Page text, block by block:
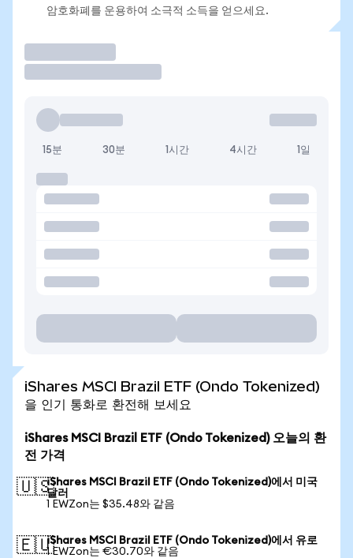
암호화폐를 운용하여 소극적 소득을 얻으세요.
15분 30분 1시간 4시간 1일
iShares MSCI Brazil ETF (Ondo Tokenized)
을 인기 통화로 환전해 보세요
iShares MSCI Brazil ETF (Ondo Tokenized) 오늘의 환
전 가격
🇺🇸iShares MSCI Brazil ETF (Ondo Tokenized)에서 미국
달러
1 EWZon는 $35.48와 같음
🇪🇺iShares MSCI Brazil ETF (Ondo Tokenized)에서 유로
1 EWZon는 €30.70와 같음